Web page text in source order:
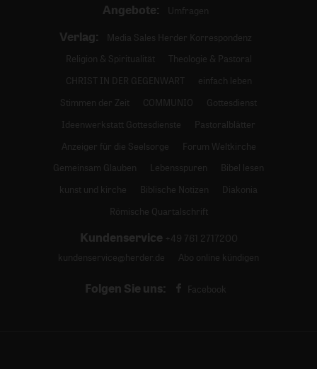
Angebote: Umfragen
Verlag:
Media Sales Herder Korrespondenz
Religion & Spiritualität
Theologie & Pastoral
CHRIST IN DER GEGENWART
einfach leben
Stimmen der Zeit
COMMUNIO
Gottesdienst
Ideenwerkstatt Gottesdienste
Pastoralblätter
Anzeiger für die Seelsorge
Forum Weltkirche
Gemeinsam Glauben
Lebensspuren
Bibel lesen
kunst und kirche
Biblische Notizen
Diakonia
Römische Quartalschrift
Kundenservice +49 761 2717200
kundenservice@herder.de
Abo online kündigen
Folgen Sie uns: Facebook